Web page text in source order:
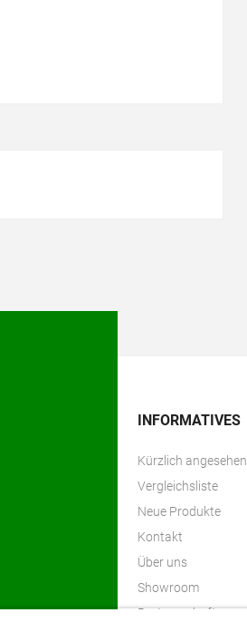
INFORMATIVES
Kürzlich angesehen
Vergleichsliste
Neue Produkte
Kontakt
Über uns
Showroom
Partnerschaften